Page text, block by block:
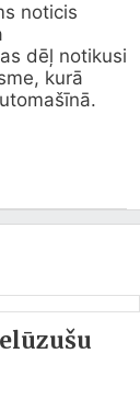
noticis
dēļ notikusi
kurā